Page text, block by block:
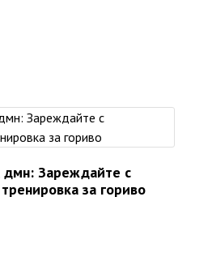
Зареждайте с
за гориво